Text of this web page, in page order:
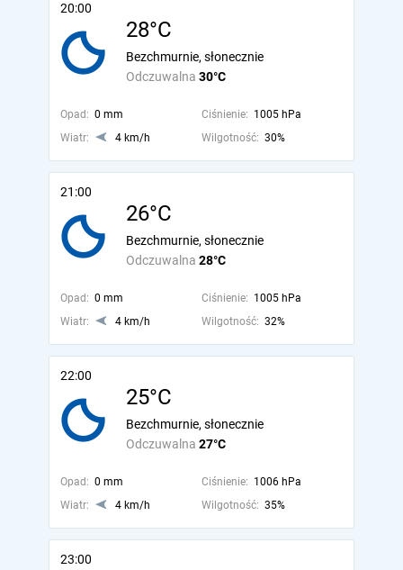
20:00
28°C
Odczuwalna 30°C
Bezchmurnie, słonecznie
Opad: 0 mm Ciśnienie: 1005 hPa
Wiatr:
4 km/h Wilgotność: 30%
21:00
26°C
Odczuwalna 28°C
Bezchmurnie, słonecznie
Opad: 0 mm Ciśnienie: 1005 hPa
Wiatr:
4 km/h Wilgotność: 32%
22:00
25°C
Odczuwalna 27°C
Bezchmurnie, słonecznie
Opad: 0 mm Ciśnienie: 1006 hPa
Wiatr:
4 km/h Wilgotność: 35%
23:00